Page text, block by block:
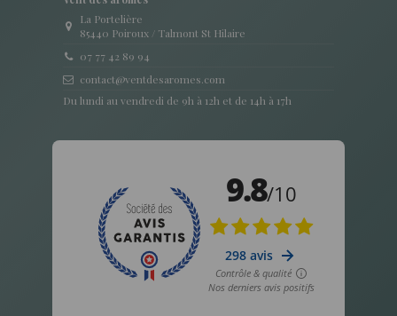
La Portelière
85440 Poiroux / Talmont St Hilaire
07 77 42 89 94
contact@ventdesaromes.com
Du lundi au vendredi de 9h à 12h et de 14h à 17h